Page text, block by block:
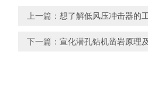
上一篇： 想了解低风压冲击器的
下一篇： 宣化潜孔钻机凿岩原理